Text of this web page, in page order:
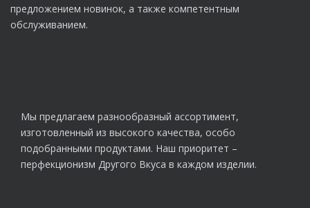
предложением новинок, а также компетентным
обслуживанием.
Мы предлагаем разнообразный ассортимент,
изготовленный из высокого качества, особо
подобранными продуктами. Наш приоритет –
перфекционизм Другого Вкуса в каждом изделии.